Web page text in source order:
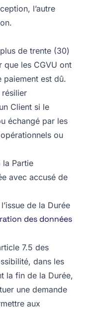
l’autre
de trente (30)
que les CGVU ont
paiement est dû.
résilier
Client si le
échangé par les
ou
la Partie
avec accusé de
de la Durée
des données
7.5 des
dans les
la fin de la Durée,
une demande
aux